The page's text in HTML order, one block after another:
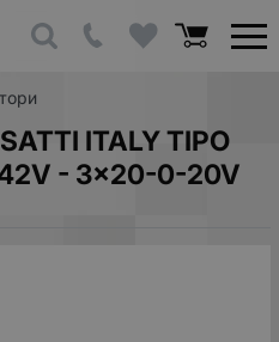
ITALY TIPO
- 3x20-0-20V